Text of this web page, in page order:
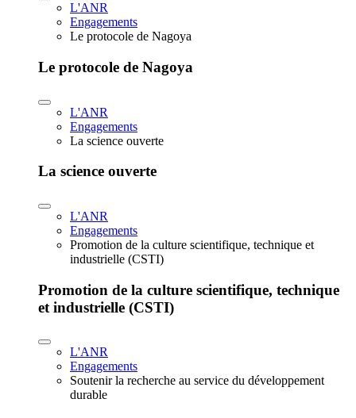
L'ANR
Engagements
Le protocole de Nagoya
Le protocole de Nagoya
L'ANR
Engagements
La science ouverte
La science ouverte
L'ANR
Engagements
Promotion de la culture scientifique, technique et
industrielle (CSTI)
Promotion de la culture scientifique, technique
et industrielle (CSTI)
L'ANR
Engagements
Soutenir la recherche au service du développement
durable